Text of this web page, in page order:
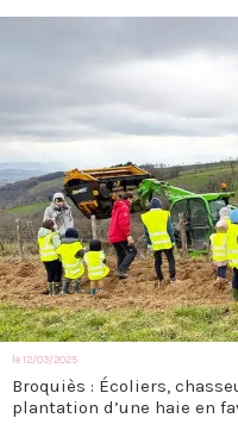
le 12/03/2025
Broquiès : Écoliers,
plantation d’une haie en